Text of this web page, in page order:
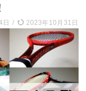
日 / 2023年10月31日